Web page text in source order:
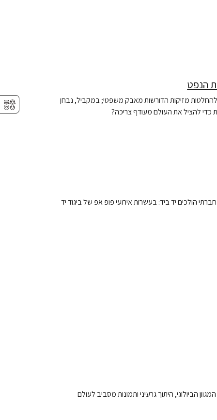
הנפט
מזיקות הדורשות מאבק משפטי; במקביל, נבחן
כדי להציל את העולם מעודף צריכה?
הולכים יד ביד: בעשרות אירועי פופ אפ של ביגוד יד
הביולוגי, היתוך גרעיני ותמונות מסביב לעולם
⚥︎